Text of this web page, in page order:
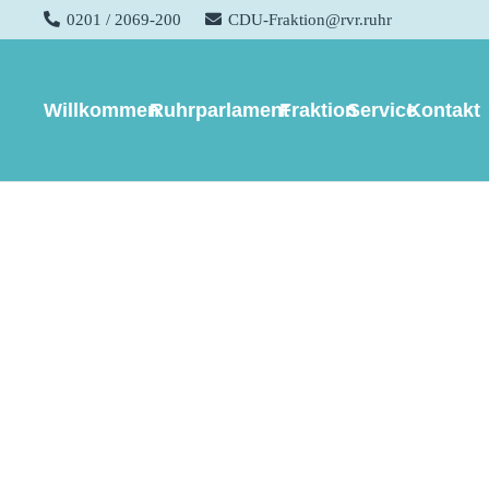
0201 / 2069-200 CDU-Fraktion@rvr.ruhr
WillkommenRuhrparlamentFraktionServiceKontakt